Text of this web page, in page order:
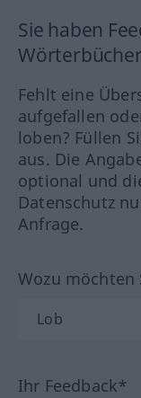
Sie haben
Fehlt eine
aufgefallen
loben? Füllen
aus. Die
optional und
Datenschutz
Anfrage.
Wozu möchten
Ihr Feedback*